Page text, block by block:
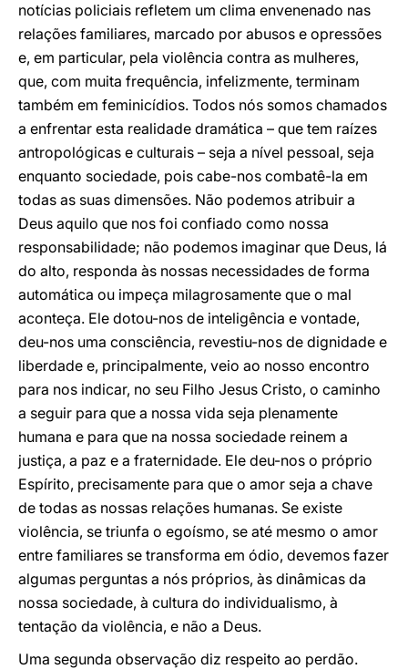
notícias policiais refletem um clima envenenado nas
relações familiares, marcado por abusos e opressões
e, em particular, pela violência contra as mulheres,
que, com muita frequência, infelizmente, terminam
também em feminicídios. Todos nós somos chamados
a enfrentar esta realidade dramática – que tem raízes
antropológicas e culturais – seja a nível pessoal, seja
enquanto sociedade, pois cabe-nos combatê-la em
todas as suas dimensões. Não podemos atribuir a
Deus aquilo que nos foi confiado como nossa
responsabilidade; não podemos imaginar que Deus, lá
do alto, responda às nossas necessidades de forma
automática ou impeça milagrosamente que o mal
aconteça. Ele dotou-nos de inteligência e vontade,
deu-nos uma consciência, revestiu-nos de dignidade e
liberdade e, principalmente, veio ao nosso encontro
para nos indicar, no seu Filho Jesus Cristo, o caminho
a seguir para que a nossa vida seja plenamente
humana e para que na nossa sociedade reinem a
justiça, a paz e a fraternidade. Ele deu-nos o próprio
Espírito, precisamente para que o amor seja a chave
de todas as nossas relações humanas. Se existe
violência, se triunfa o egoísmo, se até mesmo o amor
entre familiares se transforma em ódio, devemos fazer
algumas perguntas a nós próprios, às dinâmicas da
nossa sociedade, à cultura do individualismo, à
tentação da violência, e não a Deus.
Uma segunda observação diz respeito ao perdão.